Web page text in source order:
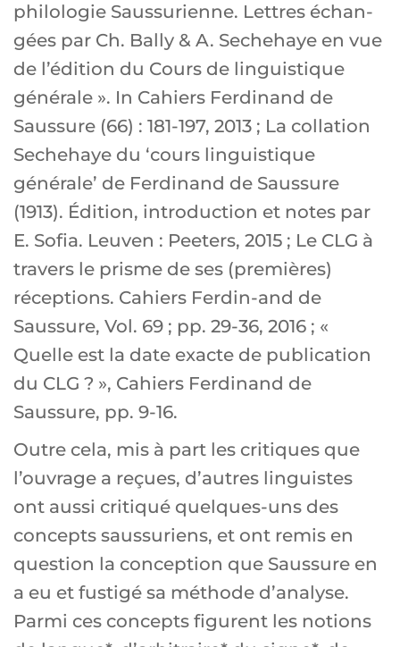
philologie Saussurienne. Lettres échan-
gées par Ch. Bally & A. Sechehaye en vue
de l’édition du Cours de linguistique
générale ». In Cahiers Ferdinand de
Saussure (66) : 181-197, 2013 ; La collation
Sechehaye du ‘cours linguistique
générale’ de Ferdinand de Saussure
(1913). Édition, introduction et notes par
E. Sofia. Leuven : Peeters, 2015 ; Le CLG à
travers le prisme de ses (premières)
réceptions. Cahiers Ferdin-and de
Saussure, Vol. 69 ; pp. 29-36, 2016 ; «
Quelle est la date exacte de publication
du CLG ? », Cahiers Ferdinand de
Saussure, pp. 9-16.
Outre cela, mis à part les critiques que
l’ouvrage a reçues, d’autres linguistes
ont aussi critiqué quelques-uns des
concepts saussuriens, et ont remis en
question la conception que Saussure en
a eu et fustigé sa méthode d’analyse.
Parmi ces concepts figurent les notions